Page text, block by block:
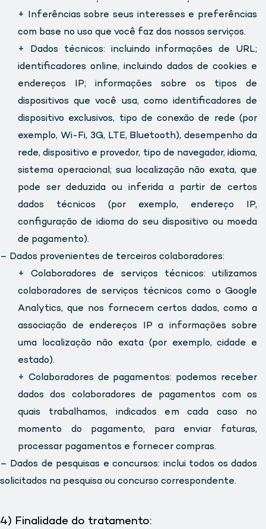
+ Inferências sobre seus interesses e preferências
com base no uso que você faz dos nossos serviços.
+ Dados técnicos: incluindo informações de URL;
identificadores online, incluindo dados de cookies e
endereços IP; informações sobre os tipos de
dispositivos que você usa, como identificadores de
dispositivo exclusivos, tipo de conexão de rede (por
exemplo, Wi-Fi, 3G, LTE, Bluetooth), desempenho da
rede, dispositivo e provedor, tipo de navegador, idioma,
sistema operacional; sua localização não exata, que
pode ser deduzida ou inferida a partir de certos
dados técnicos (por exemplo, endereço IP,
configuração de idioma do seu dispositivo ou moeda
de pagamento).
– Dados provenientes de terceiros colaboradores:
+ Colaboradores de serviços técnicos: utilizamos
colaboradores de serviços técnicos como o Google
Analytics, que nos fornecem certos dados, como a
associação de endereços IP a informações sobre
uma localização não exata (por exemplo, cidade e
estado).
+ Colaboradores de pagamentos: podemos receber
dados dos colaboradores de pagamentos com os
quais trabalhamos, indicados em cada caso no
momento do pagamento, para enviar faturas,
processar pagamentos e fornecer compras.
– Dados de pesquisas e concursos: inclui todos os dados
solicitados na pesquisa ou concurso correspondente.
4) Finalidade do tratamento: